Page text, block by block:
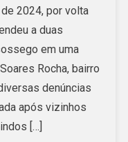
2024, por volta
a duas
em uma
Rocha, bairro
denúncias
após vizinhos
[…]